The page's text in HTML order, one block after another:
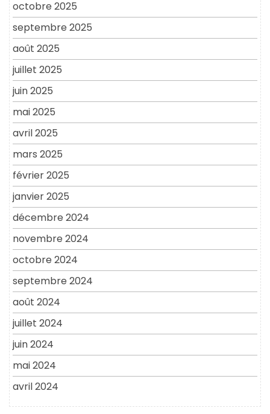
octobre 2025
septembre 2025
août 2025
juillet 2025
juin 2025
mai 2025
avril 2025
mars 2025
février 2025
janvier 2025
décembre 2024
novembre 2024
octobre 2024
septembre 2024
août 2024
juillet 2024
juin 2024
mai 2024
avril 2024